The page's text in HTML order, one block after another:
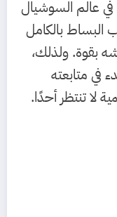
عالم السوشيال
البساط بالكامل
بقوة. ولذلك،
في متابعته
لا تنتظر أحدًا.